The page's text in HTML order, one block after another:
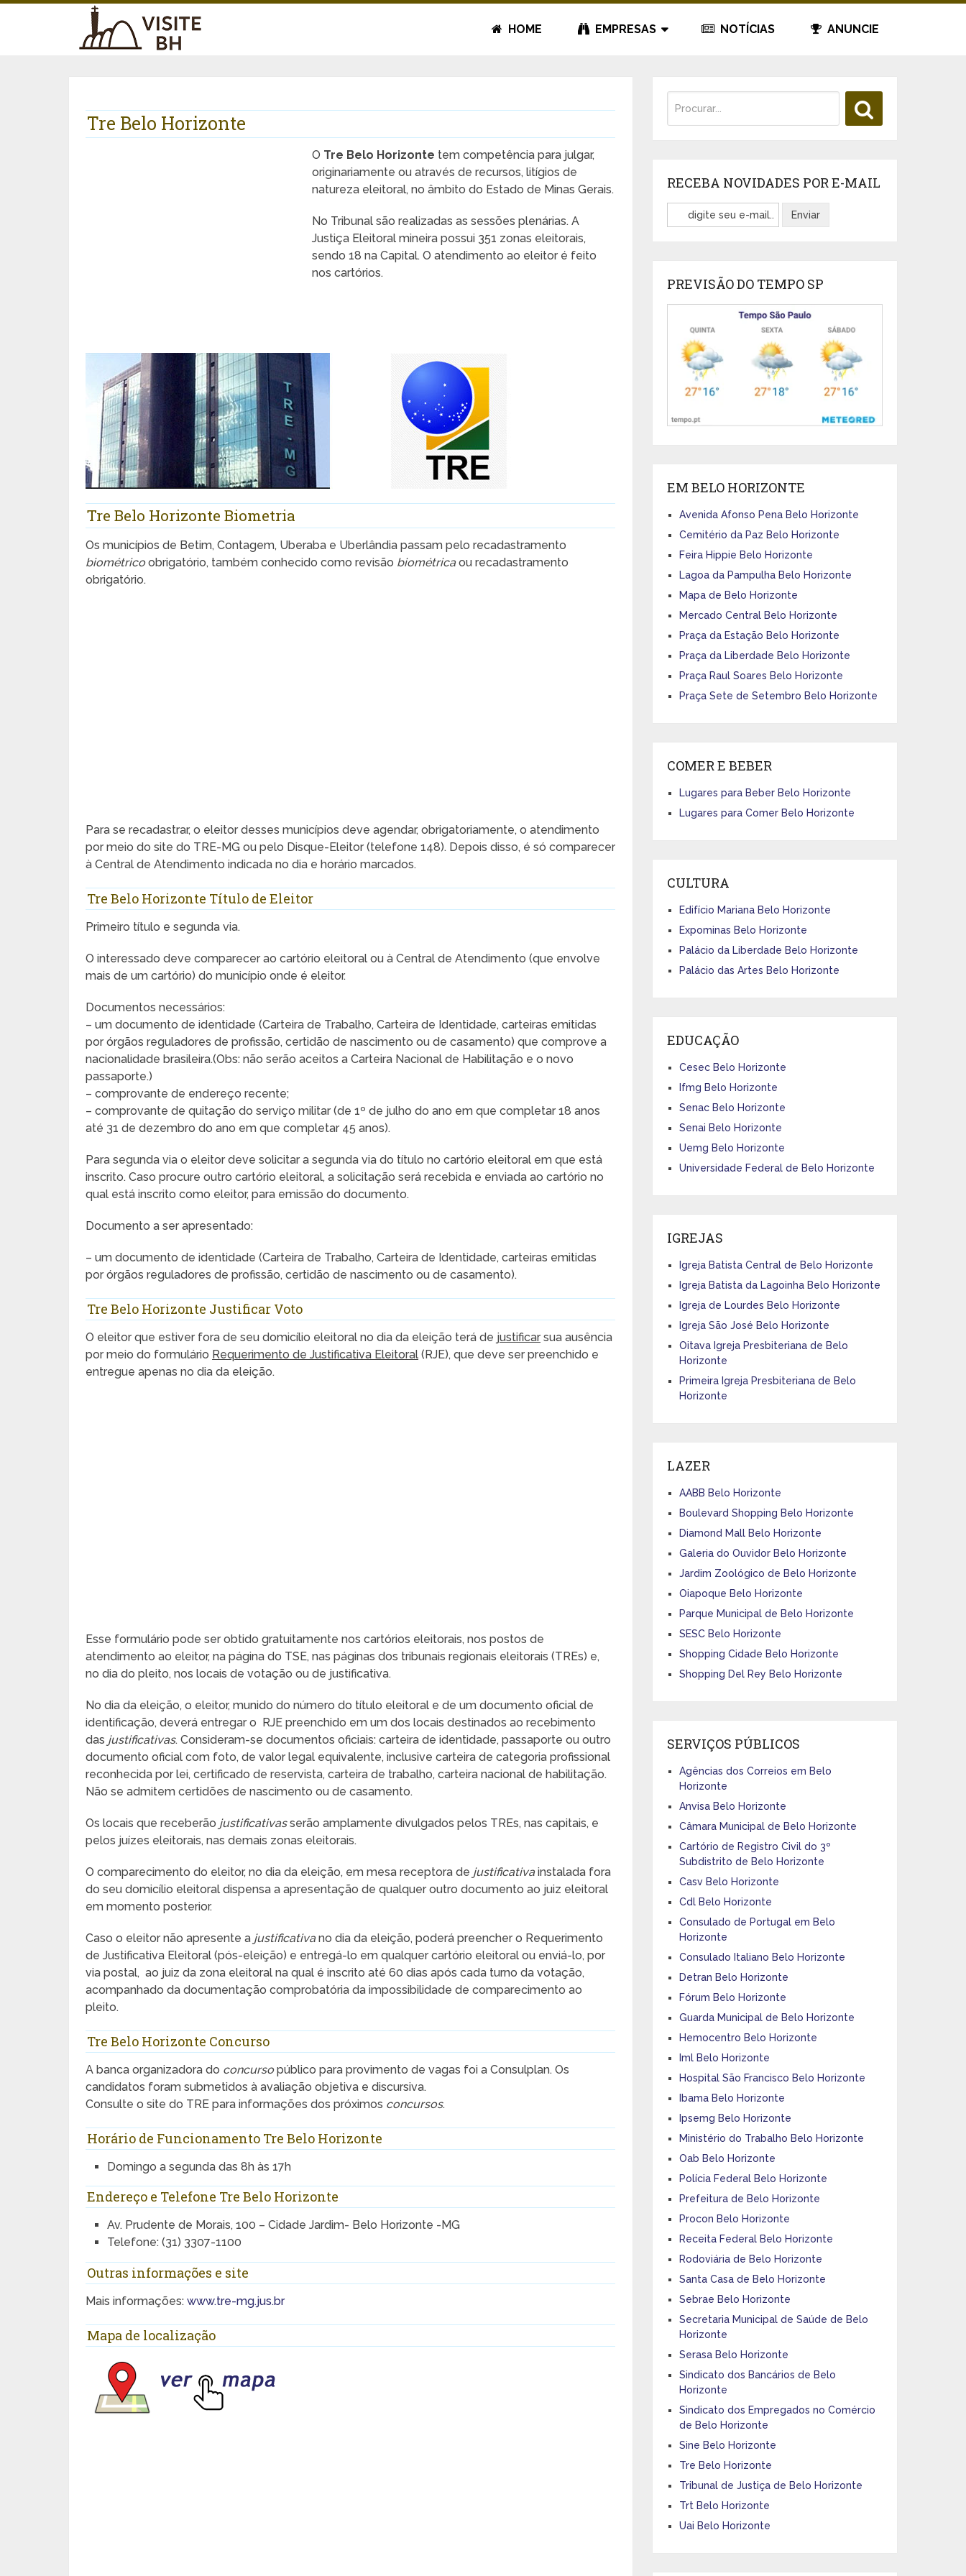
HOME EMPRESAS NOTÍCIAS ANUNCIE
Tre Belo Horizonte
O Tre Belo Horizonte tem competência para julgar,
originariamente ou através de recursos, litígios de
natureza eleitoral, no âmbito do Estado de Minas Gerais.
No Tribunal são realizadas as sessões plenárias. A
Justiça Eleitoral mineira possui 351 zonas eleitorais,
sendo 18 na Capital. O atendimento ao eleitor é feito
nos cartórios.
Tre Belo Horizonte Biometria
Os municípios de Betim, Contagem, Uberaba e Uberlândia passam pelo recadastramento
biométricoobrigatório, também conhecido como revisão biométricaou recadastramento
obrigatório.
Para se recadastrar, o eleitor desses municípios deve agendar, obrigatoriamente, o atendimento
por meio do site do TRE-MG ou pelo Disque-Eleitor (telefone 148). Depois disso, é só comparecer
à Central de Atendimento indicada no dia e horário marcados.
Tre Belo Horizonte Título de Eleitor
Primeiro título e segunda via.
O interessado deve comparecer ao cartório eleitoral ou à Central de Atendimento (que envolve
mais de um cartório) do município onde é eleitor.
Documentos necessários:
– um documento de identidade (Carteira de Trabalho, Carteira de Identidade, carteiras emitidas
por órgãos reguladores de profissão, certidão de nascimento ou de casamento) que comprove a
nacionalidade brasileira.(Obs: não serão aceitos a Carteira Nacional de Habilitação e o novo
passaporte.)
– comprovante de endereço recente;
– comprovante de quitação do serviço militar (de 1º de julho do ano em que completar 18 anos
até 31 de dezembro do ano em que completar 45 anos).
Para segunda via o eleitor deve solicitar a segunda via do título no cartório eleitoral em que está
inscrito. Caso procure outro cartório eleitoral, a solicitação será recebida e enviada ao cartório no
qual está inscrito como eleitor, para emissão do documento.
Documento a ser apresentado:
– um documento de identidade (Carteira de Trabalho, Carteira de Identidade, carteiras emitidas
por órgãos reguladores de profissão, certidão de nascimento ou de casamento).
Tre Belo Horizonte Justificar Voto
O eleitor que estiver fora de seu domicílio eleitoral no dia da eleição terá de justificar sua ausência
por meio do formulário Requerimento de Justificativa Eleitoral (RJE), que deve ser preenchido e
entregue apenas no dia da eleição.
Esse formulário pode ser obtido gratuitamente nos cartórios eleitorais, nos postos de
atendimento ao eleitor, na página do TSE, nas páginas dos tribunais regionais eleitorais (TREs) e,
no dia do pleito, nos locais de votação ou de justificativa.
No dia da eleição, o eleitor, munido do número do título eleitoral e de um documento oficial de
identificação, deverá entregar o RJE preenchido em um dos locais destinados ao recebimento
das justificativas. Consideram-se documentos oficiais: carteira de identidade, passaporte ou outro
documento oficial com foto, de valor legal equivalente, inclusive carteira de categoria profissional
reconhecida por lei, certificado de reservista, carteira de trabalho, carteira nacional de habilitação.
Não se admitem certidões de nascimento ou de casamento.
Os locais que receberão justificativasserão amplamente divulgados pelos TREs, nas capitais, e
pelos juízes eleitorais, nas demais zonas eleitorais.
O comparecimento do eleitor, no dia da eleição, em mesa receptora de justificativainstalada fora
do seu domicílio eleitoral dispensa a apresentação de qualquer outro documento ao juiz eleitoral
em momento posterior.
Caso o eleitor não apresente a justificativano dia da eleição, poderá preencher o Requerimento
de Justificativa Eleitoral (pós-eleição) e entregá-lo em qualquer cartório eleitoral ou enviá-lo, por
via postal, ao juiz da zona eleitoral na qual é inscrito até 60 dias após cada turno da votação,
acompanhado da documentação comprobatória da impossibilidade de comparecimento ao
pleito.
Tre Belo Horizonte Concurso
A banca organizadora do concursopúblico para provimento de vagas foi a Consulplan. Os
candidatos foram submetidos à avaliação objetiva e discursiva.
Consulte o site do TRE para informações dos próximos concursos.
Horário de Funcionamento Tre Belo Horizonte
Domingo a segunda das 8h às 17h
Endereço e Telefone Tre Belo Horizonte
Av. Prudente de Morais, 100 – Cidade Jardim- Belo Horizonte -MG
Telefone: (31) 3307-1100
Outras informações e site
Mais informações:www.tre-mg.jus.br
Mapa de localização
RECEBA NOVIDADES POR E-MAIL
PREVISÃO DO TEMPO SP
EM BELO HORIZONTE
Avenida Afonso Pena Belo Horizonte
Cemitério da Paz Belo Horizonte
Feira Hippie Belo Horizonte
Lagoa da Pampulha Belo Horizonte
Mapa de Belo Horizonte
Mercado Central Belo Horizonte
Praça da Estação Belo Horizonte
Praça da Liberdade Belo Horizonte
Praça Raul Soares Belo Horizonte
Praça Sete de Setembro Belo Horizonte
COMER E BEBER
Lugares para Beber Belo Horizonte
Lugares para Comer Belo Horizonte
CULTURA
Edifício Mariana Belo Horizonte
Expominas Belo Horizonte
Palácio da Liberdade Belo Horizonte
Palácio das Artes Belo Horizonte
EDUCAÇÃO
Cesec Belo Horizonte
Ifmg Belo Horizonte
Senac Belo Horizonte
Senai Belo Horizonte
Uemg Belo Horizonte
Universidade Federal de Belo Horizonte
IGREJAS
Igreja Batista Central de Belo Horizonte
Igreja Batista da Lagoinha Belo Horizonte
Igreja de Lourdes Belo Horizonte
Igreja São José Belo Horizonte
Oitava Igreja Presbiteriana de Belo
Horizonte
Primeira Igreja Presbiteriana de Belo
Horizonte
LAZER
AABB Belo Horizonte
Boulevard Shopping Belo Horizonte
Diamond Mall Belo Horizonte
Galeria do Ouvidor Belo Horizonte
Jardim Zoológico de Belo Horizonte
Oiapoque Belo Horizonte
Parque Municipal de Belo Horizonte
SESC Belo Horizonte
Shopping Cidade Belo Horizonte
Shopping Del Rey Belo Horizonte
SERVIÇOS PÚBLICOS
Agências dos Correios em Belo
Horizonte
Anvisa Belo Horizonte
Câmara Municipal de Belo Horizonte
Cartório de Registro Civil do 3º
Subdistrito de Belo Horizonte
Casv Belo Horizonte
Cdl Belo Horizonte
Consulado de Portugal em Belo
Horizonte
Consulado Italiano Belo Horizonte
Detran Belo Horizonte
Fórum Belo Horizonte
Guarda Municipal de Belo Horizonte
Hemocentro Belo Horizonte
Iml Belo Horizonte
Hospital São Francisco Belo Horizonte
Ibama Belo Horizonte
Ipsemg Belo Horizonte
Ministério do Trabalho Belo Horizonte
Oab Belo Horizonte
Polícia Federal Belo Horizonte
Prefeitura de Belo Horizonte
Procon Belo Horizonte
Receita Federal Belo Horizonte
Rodoviária de Belo Horizonte
Santa Casa de Belo Horizonte
Sebrae Belo Horizonte
Secretaria Municipal de Saúde de Belo
Horizonte
Serasa Belo Horizonte
Sindicato dos Bancários de Belo
Horizonte
Sindicato dos Empregados no Comércio
de Belo Horizonte
Sine Belo Horizonte
Tre Belo Horizonte
Tribunal de Justiça de Belo Horizonte
Trt Belo Horizonte
Uai Belo Horizonte